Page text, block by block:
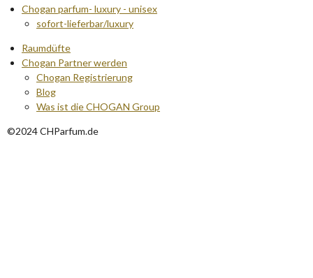
Chogan parfum- luxury - unisex
sofort-lieferbar/luxury
Raumdüfte
Chogan Partner werden
Chogan Registrierung
Blog
Was ist die CHOGAN Group
©2024 CHParfum.de